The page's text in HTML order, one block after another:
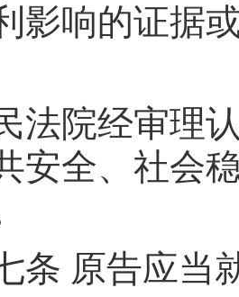
影响的证据
院经审理认
安全、社会
原告应当就